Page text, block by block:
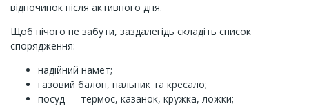
відпочинок після активного дня.
Щоб нічого не забути, заздалегідь складіть список
спорядження:
надійний намет;
газовий балон, пальник та кресало;
посуд — термос, казанок, кружка, ложки;